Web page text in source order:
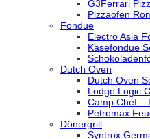
G3Ferrari
Pizzaofen
Fondue
Electro Asia
Käsefondue
Dutch Oven
Dutch Oven
Lodge Logic
Camp Chef –
Petromax
Dönergrill
Syntrox